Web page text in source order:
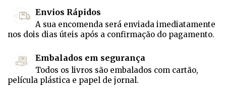
Envios Rápidos
A sua encomenda será enviada imediatamente
nos dois dias úteis após a confirmação do pagamento.
Embalados em segurança
Todos os livros são embalados com cartão,
película plástica e papel de jornal.